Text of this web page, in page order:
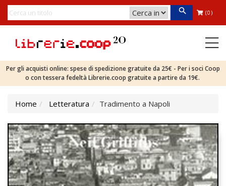
(0)
Per gli acquisti online: spese di spedizione gratuite da 25€ - Per i soci Coop
o con tessera fedeltà Librerie.coop gratuite a partire da 19€.
Home Letteratura Tradimento a Napoli